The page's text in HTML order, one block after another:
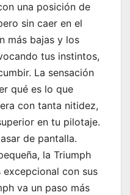
una posición de
sin caer en el
más bajas y los
tus instintos,
La sensación
qué es lo que
con tanta nitidez,
en tu pilotaje.
de pantalla.
la Triumph
excepcional con sus
va un paso más